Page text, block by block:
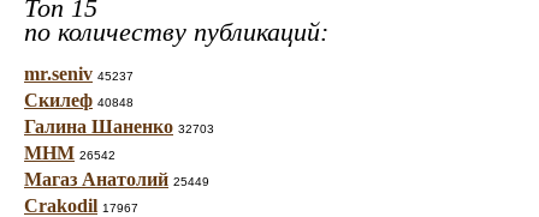
Топ 15
по количеству публикаций:
mr.seniv 45237
Скилеф 40848
Галина Шаненко 32703
МНМ 26542
Магаз Анатолий 25449
Crakodil 17967